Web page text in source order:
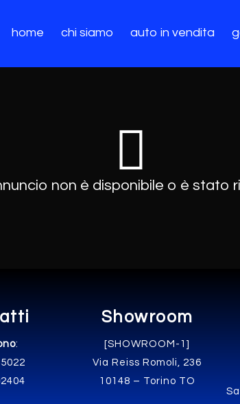
home chi siamo auto in vendita
non è disponibile o è stato
:
Showroom
[SHOWROOM-1]
Via Reiss Romoli, 236
10148 – Torino TO